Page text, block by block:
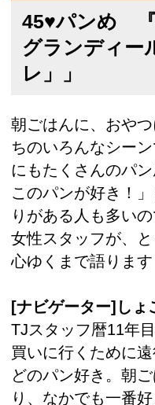
45♥パンめ 『
グランディー
レ」」
朝ごはんに、おや
ちのいろんなシー
にもたくさんのパ
このパンが好き！
りがある人も多い
女性スタッフが、
心ゆくまで語ります
[ナビゲーター]しょ
TJスタッフ暦11年
買いに行くために
どのパン好き。朝
り、なかでも一番